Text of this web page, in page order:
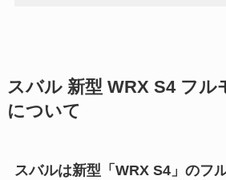
スバル 新型 WRX S4 フル
について
スバルは新型「WRX S4」のフ